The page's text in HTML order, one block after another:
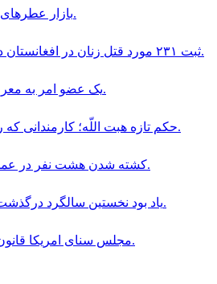
بازار عطرهای عربی و گران‌قیمت در کابل گرم شده است.
ثبت ٢٣١ مورد قتل زنان در افغانستان در پنج سال پس از بازگشت طالبان به قدرت.
يک عضو امر به معروف طالبان در حمله اى در قندهار كشته شد.
حكم تازه هبت اللّه؛ كارمندانى كه ريش نگذارند و لنگى نپوشند، منفک مى شوند.
كشته شدن هشت نفر در عمليات امنيتى ارتش پاكستان در خيبر پختونخوا.
ياد بود نخستين سالگرد درگذشت صالح محمد خليق در افغانستان برگزار شد.
مجلس سناى امريكا قانون ليندسى گراهام را عليه روسيه تصويب كرد.